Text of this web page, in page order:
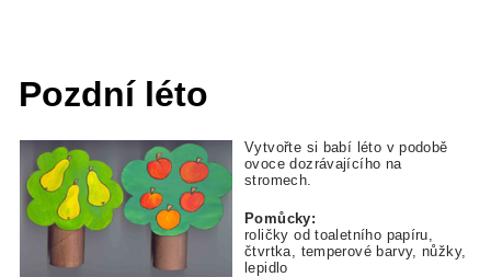
Pozdní léto
Vytvořte si babí léto v podobě
ovoce dozrávajícího na
stromech.
Pomůcky:
roličky od toaletního papíru,
čtvrtka, temperové barvy, nůžky,
lepidlo